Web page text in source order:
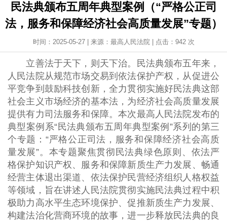
民法典颁布五周年典型案例（“严格公正司
法，服务和保障经济社会高质量发展”专题）
时间：2025-05-27 | 来源：最高人民法院 | 点击： 942 次
立善法于天下，则天下治。民法典颁布五年来，
人民法院从规范市场交易到依法保护产权，从促进公
平竞争到鼓励科技创新，全力贯彻实施好民法典这部
社会主义市场经济的基本法，为经济社会高质量发展
提供有力司法服务和保障。本次最高人民法院发布的
典型案例系“民法典颁布五周年典型案例”系列的第三
个专题：“严格公正司法，服务和保障经济社会高质
量发展”。本专题聚焦贯彻民法典绿色原则、依法严
格保护知识产权、服务和保障新质生产力发展、畅通
经营主体退出渠道、依法保护民营经济组织人格权益
等领域，旨在讲述人民法院贯彻实施民法典过程中积
极助力高水平生态环境保护、促推新质生产力发展、
构建法治化营商环境的故事，进一步释放民法典的良